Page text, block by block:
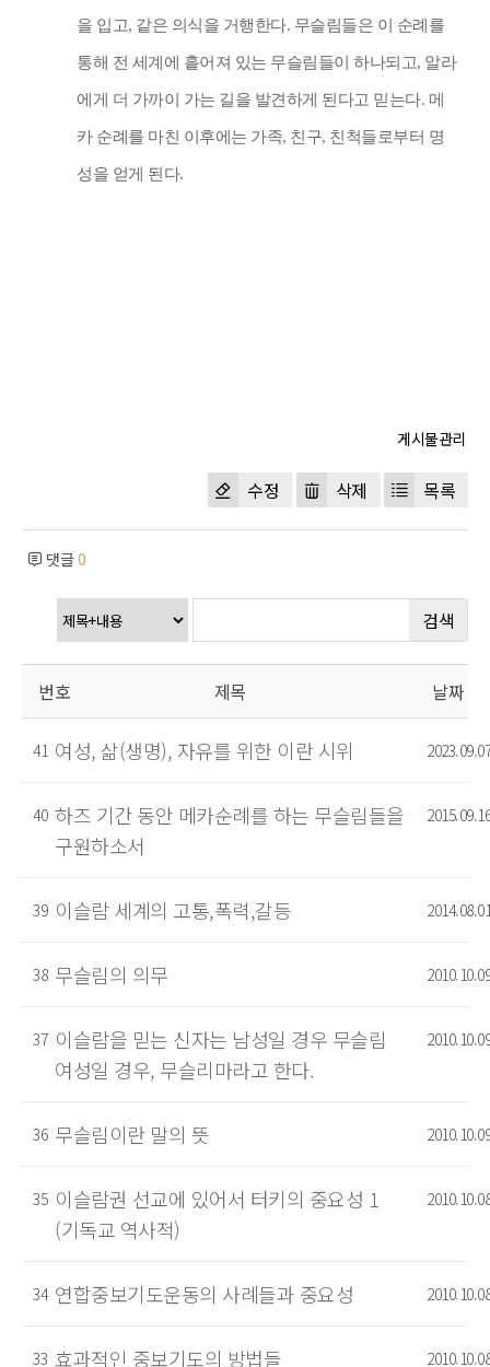
을 입고, 같은 의식을 거행한다. 무슬림들은 이 순례를
통해 전 세계에 흩어져 있는 무슬림들이 하나되고, 알라
에게 더 가까이 가는 길을 발견하게 된다고 믿는다. 메
카 순례를 마친 이후에는 가족, 친구, 친척들로부터 명
성을 얻게 된다.
수정 삭제 목록
댓글0
검색
번호 제목 날짜
41 여성, 삶(생명), 자유를 위한 이란 시위 2023.09.07
40 하즈 기간 동안 메카순례를 하는 무슬림들을
구원하소서
2015.09.16
39 이슬람 세계의 고통,폭력,갈등 2014.08.01
38 무슬림의 의무 2010.10.09
37 이슬람을 믿는 신자는 남성일 경우 무슬림
여성일 경우, 무슬리마라고 한다.
2010.10.09
36 무슬림이란 말의 뜻 2010.10.09
35 이슬람권 선교에 있어서 터키의 중요성 1
(기독교 역사적)
2010.10.08
34 연합중보기도운동의 사례들과 중요성 2010.10.08
33 효과적인 중보기도의 방법들 2010.10.08